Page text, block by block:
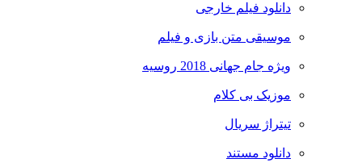
دانلود فیلم خارجی
موسیقی متن بازی و فیلم
ویژه جام جهانی 2018 روسیه
موزیک بی کلام
تیتراژ سریال
دانلود مستند